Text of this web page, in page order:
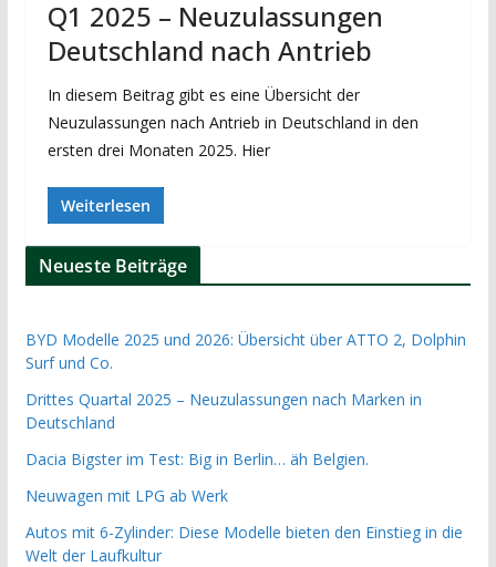
Q1 2025 – Neuzulassungen
Deutschland nach Antrieb
In diesem Beitrag gibt es eine Übersicht der
Neuzulassungen nach Antrieb in Deutschland in den
ersten drei Monaten 2025. Hier
Weiterlesen
Neueste Beiträge
BYD Modelle 2025 und 2026: Übersicht über ATTO 2, Dolphin
Surf und Co.
Drittes Quartal 2025 – Neuzulassungen nach Marken in
Deutschland
Dacia Bigster im Test: Big in Berlin… äh Belgien.
Neuwagen mit LPG ab Werk
Autos mit 6-Zylinder: Diese Modelle bieten den Einstieg in die
Welt der Laufkultur